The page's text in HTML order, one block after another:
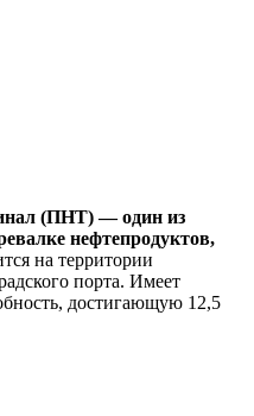
(ПНТ) — один из
нефтепродуктов,
на территории
порта. Имеет
достигающую 12,5